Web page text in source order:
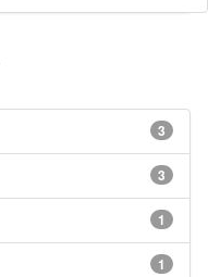
3
3
1
1